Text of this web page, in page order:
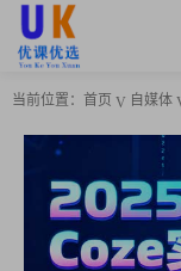
当前位置： 首页 自媒体